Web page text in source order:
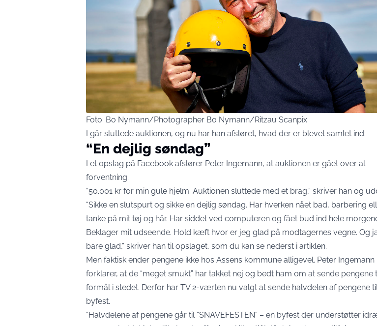
Foto: Bo Nymann/Photographer Bo Nymann/Ritzau Scanpix
I går sluttede auktionen, og nu har han afsløret, hvad der er blevet samlet ind.
“En dejlig søndag”
I et opslag på Facebook afslører Peter Ingemann, at auktionen er gået over al
forventning.
“50.001 kr for min gule hjelm. Auktionen sluttede med et brag,” skriver han og
“Sikke en slutspurt og sikke en dejlig søndag. Har hverken nået bad, barbering
tanke på mit tøj og hår. Har siddet ved computeren og fået bud ind hele
Beklager mit udseende. Hold kæft hvor er jeg glad på modtagernes vegne. Og
bare glad,” skriver han til opslaget, som du kan se nederst i artiklen.
Men faktisk ender pengene ikke hos Assens kommune alligevel. Peter Ingemann
forklarer, at de “meget smukt” har takket nej og bedt ham om at sende pengene
formål i stedet. Derfor har TV 2-værten nu valgt at sende halvdelen af pengene
byfest.
“Halvdelene af pengene går til “SNAVEFESTEN” – en byfest der understøtter